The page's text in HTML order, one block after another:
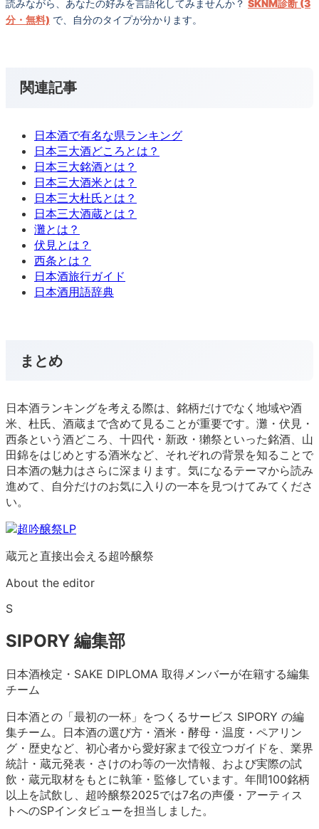
読みながら、あなたの好みを言語化してみませんか？ SKNM診断 (3
分・無料) で、自分のタイプが分かります。
関連記事
日本酒で有名な県ランキング
日本三大酒どころとは？
日本三大銘酒とは？
日本三大酒米とは？
日本三大杜氏とは？
日本三大酒蔵とは？
灘とは？
伏見とは？
西条とは？
日本酒旅行ガイド
日本酒用語辞典
まとめ
日本酒ランキングを考える際は、銘柄だけでなく地域や酒
米、杜氏、酒蔵まで含めて見ることが重要です。灘・伏見・
西条という酒どころ、十四代・新政・獺祭といった銘酒、山
田錦をはじめとする酒米など、それぞれの背景を知ることで
日本酒の魅力はさらに深まります。気になるテーマから読み
進めて、自分だけのお気に入りの一本を見つけてみてくださ
い。
蔵元と直接出会える超吟醸祭
About the editor
S
SIPORY 編集部
日本酒検定・SAKE DIPLOMA 取得メンバーが在籍する編集
チーム
日本酒との「最初の一杯」をつくるサービス SIPORY の編
集チーム。日本酒の選び方・酒米・酵母・温度・ペアリン
グ・歴史など、初心者から愛好家まで役立つガイドを、業界
統計・蔵元発表・さけのわ等の一次情報、および実際の試
飲・蔵元取材をもとに執筆・監修しています。年間100銘柄
以上を試飲し、超吟醸祭2025では7名の声優・アーティス
トへのSPインタビューを担当しました。